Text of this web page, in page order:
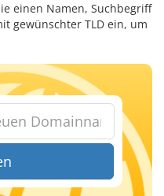
einen Namen, Suchbegriff
gewünschter TLD ein, um